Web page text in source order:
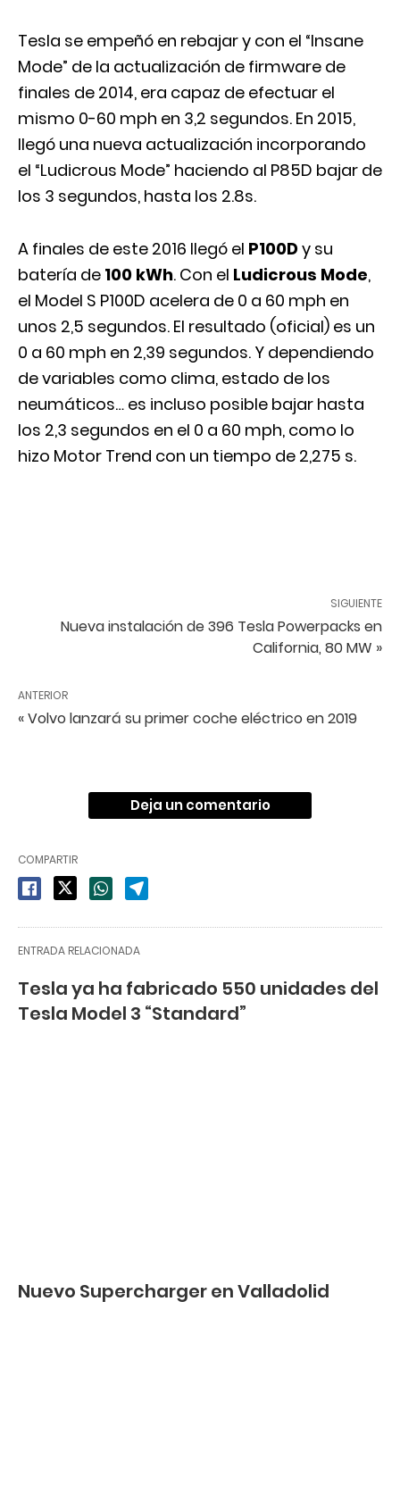
Tesla se empeñó en rebajar y con el “Insane
Mode” de la actualización de firmware de
finales de 2014, era capaz de efectuar el
mismo 0-60 mph en 3,2 segundos. En 2015,
llegó una nueva actualización incorporando
el “Ludicrous Mode” haciendo al P85D bajar de
los 3 segundos, hasta los 2.8s.
A finales de este 2016 llegó el P100Dy su
batería de 100 kWh. Con el Ludicrous Mode,
el Model S P100D acelera de 0 a 60 mph en
unos 2,5 segundos. El resultado (oficial) es un
0 a 60 mph en 2,39 segundos. Y dependiendo
de variables como clima, estado de los
neumáticos… es incluso posible bajar hasta
los 2,3 segundos en el 0 a 60 mph, como lo
hizo Motor Trend con un tiempo de 2,275 s.
SIGUIENTE
Nueva instalación de 396 Tesla Powerpacks en
California, 80 MW »
ANTERIOR
« Volvo lanzará su primer coche eléctrico en 2019
Deja un comentario
COMPARTIR
ENTRADA RELACIONADA
Tesla ya ha fabricado 550 unidades del
Tesla Model 3 “Standard”
Nuevo Supercharger en Valladolid